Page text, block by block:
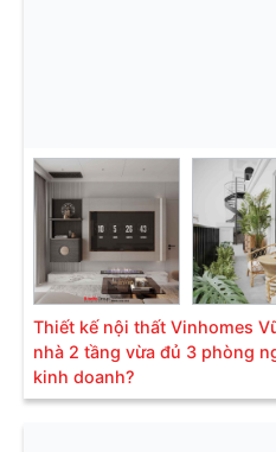
Thiết kế nội thất Vinhomes
nhà 2 tầng vừa đủ 3 phòng
kinh doanh?